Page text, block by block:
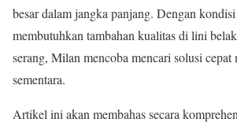
besar dalam jangka panjang. Dengan
membutuhkan tambahan kualitas di lini
serang, Milan mencoba mencari solusi cepat
sementara.
Artikel ini akan membahas secara